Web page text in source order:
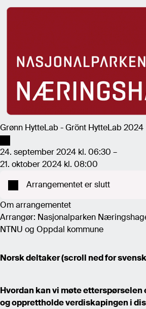
Grønn HytteLab - Grönt HytteLab 2024
24. september 2024 kl. 06:30 –
21. oktober 2024 kl. 08:00
Arrangementet er slutt
Om arrangementet
Arrangør: Nasjonalparken
NTNU og Oppdal kommune
Norsk deltaker (scroll ned for
Hvordan kan vi møte
og opprettholde verdiskapingen i